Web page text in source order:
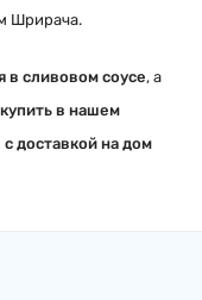
Шрирача.
в сливовом соусе, а
купить в нашем
доставкой на дом